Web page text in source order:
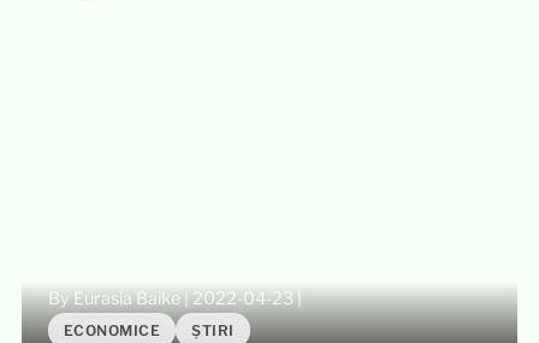
By Eurasia Baike|2022-04-23|
ECONOMICE ȘTIRI